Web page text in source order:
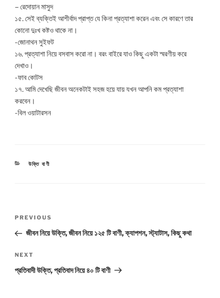
– রেদোয়ান মাসুদ
১৫. সেই ব্যক্তিই আশীর্বাদ প্রাপ্ত যে কিনা প্রত্যাশা করেন এবং সে কারণে তার
কোনো দুঃখ কষ্টও থাকে না।
-জোনাথন সুইফট
১৬. প্রত্যাশা নিয়ে বসবাস করো না। বরং বাইরে যাও কিছু একটা স্মরণীয় করে
দেখাও।
-ফাব কোটস
১৭. আমি দেখেছি জীবন অনেকটাই সহজ হয়ে যায় যখন আপনি কম প্রত্যাশা
করবেন।
-বিল ওয়াটারসন
CATEGORIES
উক্তি বাণী
Previous
Post
PREVIOUS
জীবন নিয়ে উক্তি, জীবন নিয়ে ১২৫ টি বাণী, ক্যাপশন, স্ট্যাটাস, কিছু কথা
Next
Post
NEXT
প্রতিবাদী উক্তি, প্রতিবাদ নিয়ে ৪০ টি বাণী